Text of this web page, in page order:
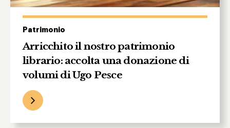
Patrimonio
Arricchito il nostro patrimonio
librario: accolta una donazione di
volumi di Ugo Pesce